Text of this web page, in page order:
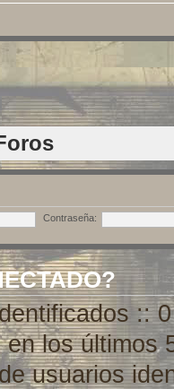
Contraseña:
::
los últimos
usuarios